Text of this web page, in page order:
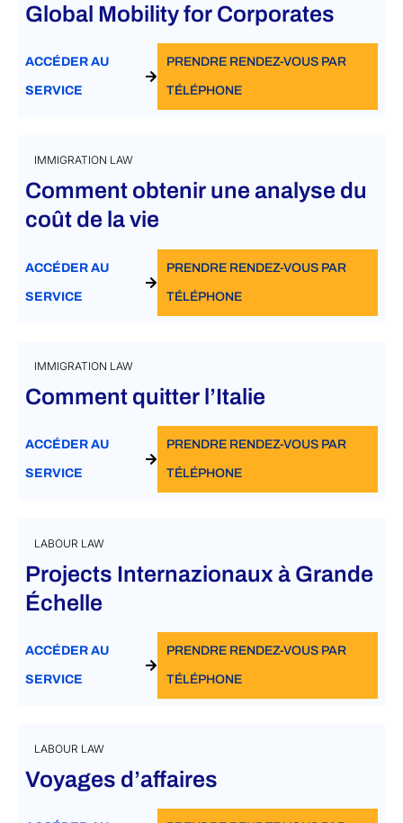
Global Mobility for Corporates
ACCÉDER AU
SERVICE
PRENDRE RENDEZ-VOUS PAR
TÉLÉPHONE
IMMIGRATION LAW
Comment obtenir une analyse du
coût de la vie
ACCÉDER AU
SERVICE
PRENDRE RENDEZ-VOUS PAR
TÉLÉPHONE
IMMIGRATION LAW
Comment quitter l’Italie
ACCÉDER AU
SERVICE
PRENDRE RENDEZ-VOUS PAR
TÉLÉPHONE
LABOUR LAW
Projects Internazionaux à Grande
Échelle
ACCÉDER AU
SERVICE
PRENDRE RENDEZ-VOUS PAR
TÉLÉPHONE
LABOUR LAW
Voyages d’affaires